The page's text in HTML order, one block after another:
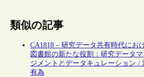
類似の記事
CA1818 – 研究データ共有時代にお
図書館の新たな役割：研究データマ
ジメントとデータキュレーション /
有為